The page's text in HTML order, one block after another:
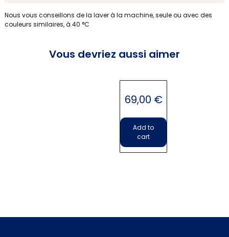
Nous vous conseillons de la laver à la machine, seule ou avec des
couleurs similaires, à 40 °C
Vous devriez aussi aimer
69,00 €
Add to
cart